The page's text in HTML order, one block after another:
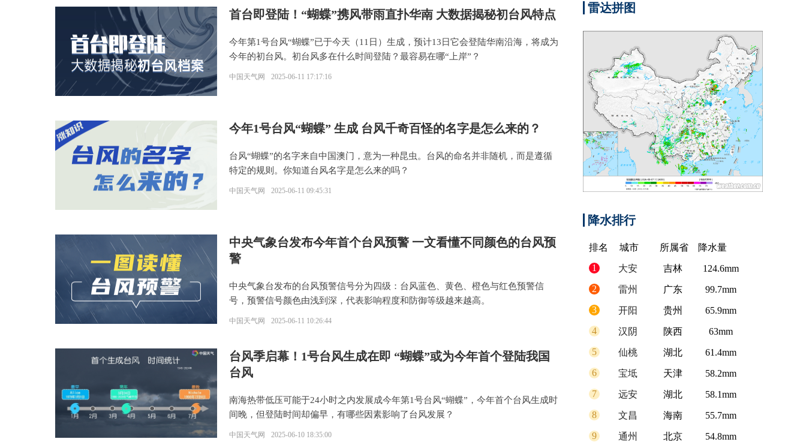
首台即登陆！“蝴蝶”携风带雨直扑华南 大数据揭秘初台风特点
今年第1号台风“蝴蝶”已于今天（11日）生成，预计13日它会登陆华南沿海，将成为
今年的初台风。初台风多在什么时间登陆？最容易在哪“上岸”？
中国天气网 2025-06-11 17:17:16
今年1号台风“蝴蝶” 生成 台风千奇百怪的名字是怎么来的？
台风“蝴蝶”的名字来自中国澳门，意为一种昆虫。台风的命名并非随机，而是遵循
特定的规则。你知道台风名字是怎么来的吗？
中国天气网 2025-06-11 09:45:31
中央气象台发布今年首个台风预警 一文看懂不同颜色的台风预
警
中央气象台发布的台风预警信号分为四级：台风蓝色、黄色、橙色与红色预警信
号，预警信号颜色由浅到深，代表影响程度和防御等级越来越高。
中国天气网 2025-06-11 10:26:44
台风季启幕！1号台风生成在即 “蝴蝶”或为今年首个登陆我国
台风
南海热带低压可能于24小时之内发展成今年第1号台风“蝴蝶”，今年首个台风生成时
间晚，但登陆时间却偏早，有哪些因素影响了台风发展？
中国天气网 2025-06-10 18:35:00
雷达拼图
降水排行
排名 城市 所属省
降水量
1
大安 吉林
124.6mm
2
雷州 广东
99.7mm
3
开阳 贵州
65.9mm
4
汉阴 陕西
63mm
5
仙桃 湖北
61.4mm
6
宝坻 天津
58.2mm
7
远安 湖北
58.1mm
8
文昌 海南
55.7mm
9
通州 北京
54.8mm